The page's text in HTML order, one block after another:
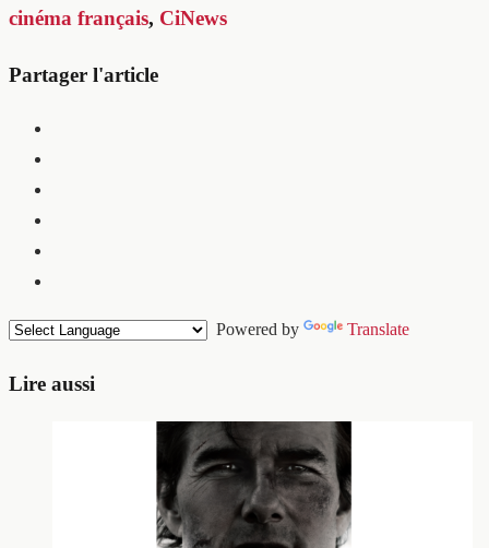
cinéma français, CiNews
Partager l'article
Powered by Translate
Lire aussi